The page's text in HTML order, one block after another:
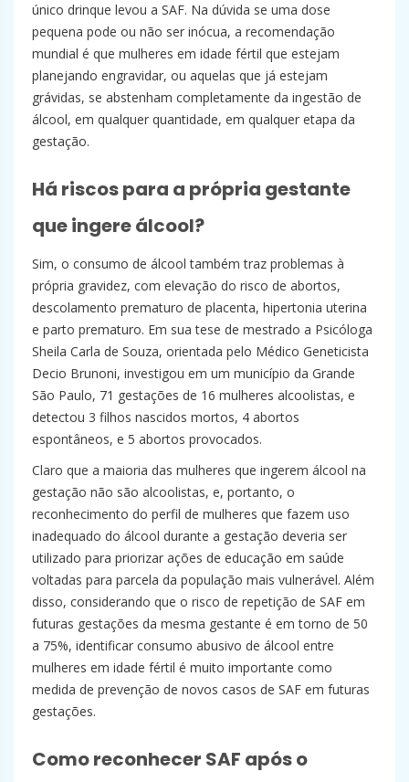
único drinque levou a SAF. Na dúvida se uma dose
pequena pode ou não ser inócua, a recomendação
mundial é que mulheres em idade fértil que estejam
planejando engravidar, ou aquelas que já estejam
grávidas, se abstenham completamente da ingestão de
álcool, em qualquer quantidade, em qualquer etapa da
gestação.
Há riscos para a própria gestante
que ingere álcool?
Sim, o consumo de álcool também traz problemas à
própria gravidez, com elevação do risco de abortos,
descolamento prematuro de placenta, hipertonia uterina
e parto prematuro. Em sua tese de mestrado a Psicóloga
Sheila Carla de Souza, orientada pelo Médico Geneticista
Decio Brunoni, investigou em um município da Grande
São Paulo, 71 gestações de 16 mulheres alcoolistas, e
detectou 3 filhos nascidos mortos, 4 abortos
espontâneos, e 5 abortos provocados.
Claro que a maioria das mulheres que ingerem álcool na
gestação não são alcoolistas, e, portanto, o
reconhecimento do perfil de mulheres que fazem uso
inadequado do álcool durante a gestação deveria ser
utilizado para priorizar ações de educação em saúde
voltadas para parcela da população mais vulnerável. Além
disso, considerando que o risco de repetição de SAF em
futuras gestações da mesma gestante é em torno de 50
a 75%, identificar consumo abusivo de álcool entre
mulheres em idade fértil é muito importante como
medida de prevenção de novos casos de SAF em futuras
gestações.
Como reconhecer SAF após o